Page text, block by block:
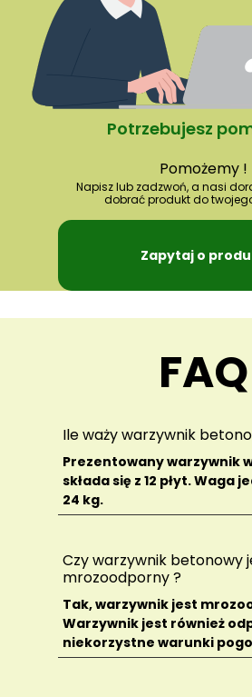
Zapytaj o
Potrzebujesz
Pomożemy !
Napisz lub zadzwoń, a nasi
dobrać produkt do
FAQ
Ile waży warzywnik
Prezentowany warzywnik
składa się z 12 płyt. Waga
24 kg.
Czy warzywnik betonowy
mrozoodporny ?
Tak, warzywnik jest
Warzywnik jest również
niekorzystne warunki